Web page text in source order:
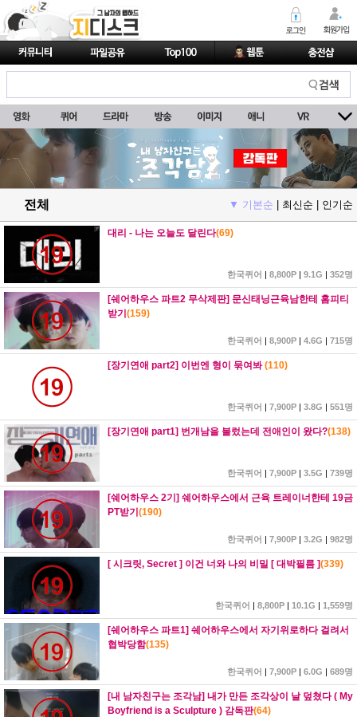
전체 ▼ 기본순 최신순 인기순
대리 - 나는 오늘도 달린다(69)
한국퀴어 | 8,800P | 9.1G | 352명
[쉐어하우스 파트2 무삭제판] 문신태닝근육남한테 홈피티
받기 (159)
한국퀴어 | 8,900P | 4.6G | 715명
[장기연애 part2] 이번엔 형이 묶여봐(110)
한국퀴어 | 7,900P | 3.8G | 551명
[장기연애 part1] 번개남을 불렀는데 전애인이 왔다?(138)
한국퀴어 | 7,900P | 3.5G | 739명
[쉐어하우스 2기] 쉐어하우스에서 근육 트레이너한테 19금
PT받기 (190)
한국퀴어 | 7,900P | 3.2G | 982명
[ 시크릿, Secret ] 이건 너와 나의 비밀 [ 대박필름 ](339)
한국퀴어 | 8,800P | 10.1G | 1,559명
[쉐어하우스 파트1] 쉐어하우스에서 자기위로하다 걸려서
협박당함(135)
한국퀴어 | 7,900P | 6.0G | 689명
[내 남자친구는 조각남] 내가 만든 조각상이 날 덮쳤다 ( My
Boyfriend is a Sculpture ) 감독판(64)